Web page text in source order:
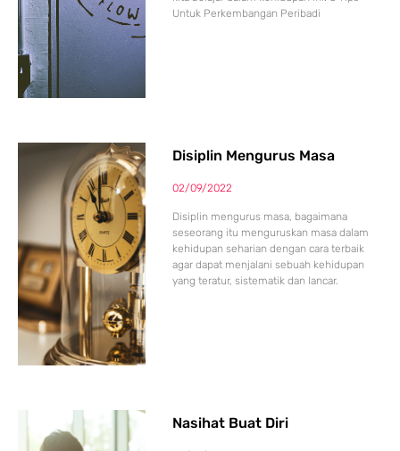
Untuk Perkembangan Peribadi
Disiplin Mengurus Masa
02/09/2022
Disiplin mengurus masa, bagaimana
seseorang itu menguruskan masa dalam
kehidupan seharian dengan cara terbaik
agar dapat menjalani sebuah kehidupan
yang teratur, sistematik dan lancar.
Nasihat Buat Diri